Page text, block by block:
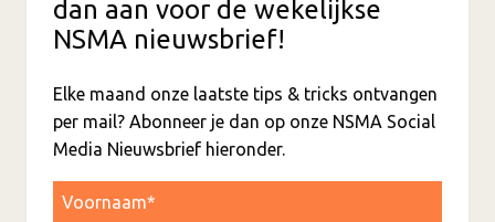
dan aan voor de wekelijkse
NSMA nieuwsbrief!
Elke maand onze laatste tips & tricks ontvangen
per mail? Abonneer je dan op onze NSMA Social
Media Nieuwsbrief hieronder.